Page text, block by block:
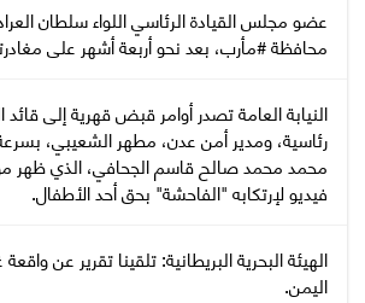
عضو مجلس القيادة الرئاسي اللواء سلطان
محافظة #مأرب، بعد نحو أربعة أشهر على
النيابة العامة تصدر أوامر قبض قهرية إلى قائد
رئاسية، ومدير أمن عدن، مطهر الشعيبي،
محمد محمد صالح قاسم الجحافي، الذي ظهر
فيديو لإرتكابه "الفاحشة" بحق أحد الأطفال.
‏الهيئة البحرية البريطانية: تلقينا تقرير عن
اليمن.